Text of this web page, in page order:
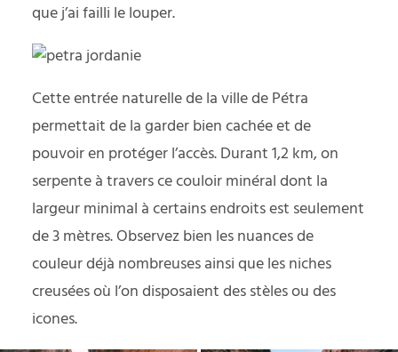
que j’ai failli le louper.
Cette entrée naturelle de la ville de Pétra
permettait de la garder bien cachée et de
pouvoir en protéger l’accès. Durant 1,2 km, on
serpente à travers ce couloir minéral dont la
largeur minimal à certains endroits est seulement
de 3 mètres. Observez bien les nuances de
couleur déjà nombreuses ainsi que les niches
creusées où l’on disposaient des stèles ou des
icones.